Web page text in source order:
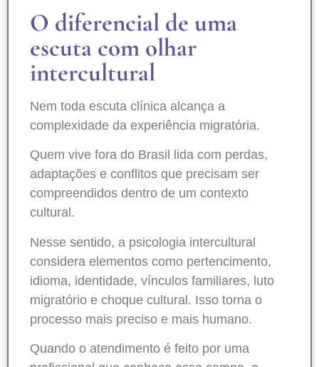
O diferencial de uma
escuta com olhar
intercultural
Nem toda escuta clínica alcança a
complexidade da experiência migratória.
Quem vive fora do Brasil lida com perdas,
adaptações e conflitos que precisam ser
compreendidos dentro de um contexto
cultural.
Nesse sentido, a psicologia intercultural
considera elementos como pertencimento,
idioma, identidade, vínculos familiares, luto
migratório e choque cultural. Isso torna o
processo mais preciso e mais humano.
Quando o atendimento é feito por uma